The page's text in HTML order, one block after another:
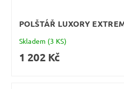
POLŠTÁŘ LUXORY
Skladem (3 KS)
1 202 Kč